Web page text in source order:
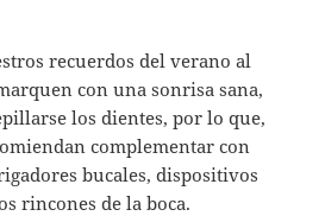
recuerdos del verano al
con una sonrisa sana,
los dientes, por lo que,
complementar con
bucales, dispositivos
rincones de la boca.